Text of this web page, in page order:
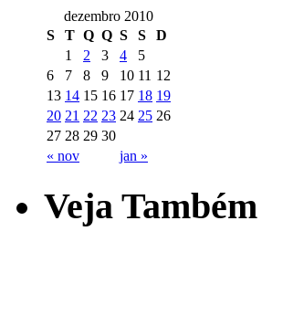
dezembro 2010
S
T Q Q S S D
« nov jan »
1 2 3 4
5
6
7 8 9 10 11 12
13 14 15 16 17 18 19
20 21 22 23 24 25 26
27 28 29 30
Veja Também